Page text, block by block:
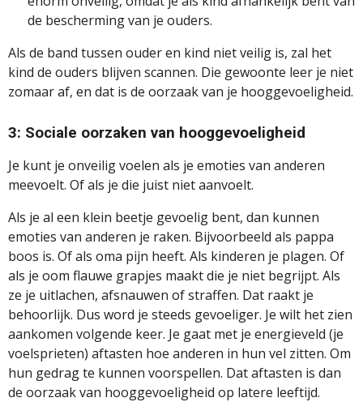
de bescherming van je ouders.
Als de band tussen ouder en kind niet veilig is, zal het
kind de ouders blijven scannen. Die gewoonte leer je niet
zomaar af, en dat is de oorzaak van je hooggevoeligheid.
3: Sociale oorzaken van hooggevoeligheid
Je kunt je onveilig voelen als je emoties van anderen
meevoelt. Of als je die juist niet aanvoelt.
Als je al een klein beetje gevoelig bent, dan kunnen
emoties van anderen je raken. Bijvoorbeeld als pappa
boos is. Of als oma pijn heeft. Als kinderen je plagen. Of
als je oom flauwe grapjes maakt die je niet begrijpt. Als
ze je uitlachen, afsnauwen of straffen. Dat raakt je
behoorlijk. Dus word je steeds gevoeliger. Je wilt het zien
aankomen volgende keer. Je gaat met je energieveld (je
voelsprieten) aftasten hoe anderen in hun vel zitten. Om
hun gedrag te kunnen voorspellen. Dat aftasten is dan
de oorzaak van hooggevoeligheid op latere leeftijd.